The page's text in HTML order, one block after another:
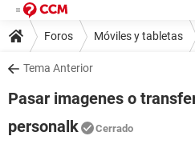
Foros Móviles y tabletas
Tema Anterior
Pasar imagenes o
personalk
Cerrado